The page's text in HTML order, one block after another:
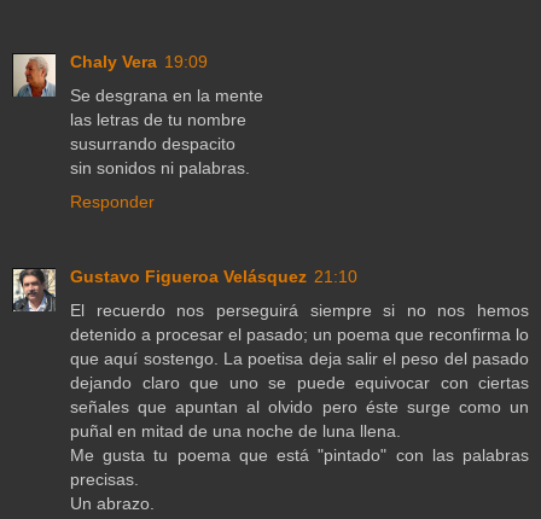
Chaly Vera 19:09
Se desgrana en la mente
las letras de tu nombre
susurrando despacito
sin sonidos ni palabras.
Responder
Gustavo Figueroa Velásquez 21:10
El recuerdo nos perseguirá siempre si no nos hemos
detenido a procesar el pasado; un poema que reconfirma lo
que aquí sostengo. La poetisa deja salir el peso del pasado
dejando claro que uno se puede equivocar con ciertas
señales que apuntan al olvido pero éste surge como un
puñal en mitad de una noche de luna llena.
Me gusta tu poema que está "pintado" con las palabras
precisas.
Un abrazo.